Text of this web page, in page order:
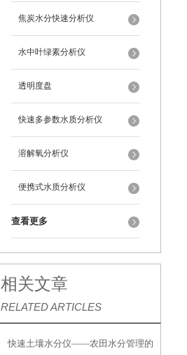
焦炭水分快速分析仪
水中叶绿素分析仪
透明度盘
快速多参数水质分析仪
溶解氧分析仪
便携式水质分析仪
查看更多
相关文章
RELATED ARTICLES
快速土壤水分仪——农田水分管理的